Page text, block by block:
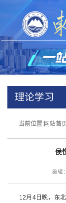
理论学习
当前位置:网站首
侯
编辑
12月4日晚，东